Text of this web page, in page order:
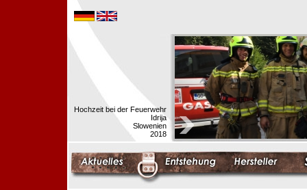
Hochzeit bei der Feuerwehr
Idrija
Slowenien
2018